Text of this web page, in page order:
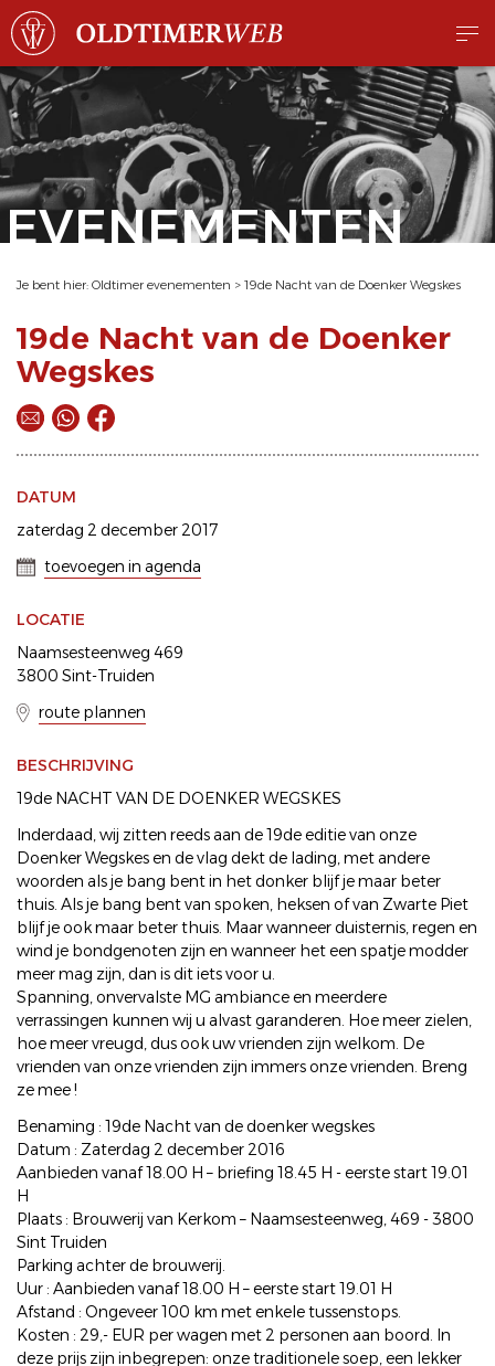
EVENEMENTEN
Je bent hier: Oldtimer evenementen > 19de Nacht van de Doenker Wegskes
19de Nacht van de Doenker
Wegskes
DATUM
zaterdag 2 december 2017
toevoegen in agenda
LOCATIE
Naamsesteenweg 469
3800 Sint-Truiden
route plannen
BESCHRIJVING
19de NACHT VAN DE DOENKER WEGSKES
Inderdaad, wij zitten reeds aan de 19de editie van onze
Doenker Wegskes en de vlag dekt de lading, met andere
woorden als je bang bent in het donker blijf je maar beter
thuis. Als je bang bent van spoken, heksen of van Zwarte Piet
blijf je ook maar beter thuis. Maar wanneer duisternis, regen en
wind je bondgenoten zijn en wanneer het een spatje modder
meer mag zijn, dan is dit iets voor u.
Spanning, onvervalste MG ambiance en meerdere
verrassingen kunnen wij u alvast garanderen. Hoe meer zielen,
hoe meer vreugd, dus ook uw vrienden zijn welkom. De
vrienden van onze vrienden zijn immers onze vrienden. Breng
ze mee !
Benaming : 19de Nacht van de doenker wegskes
Datum : Zaterdag 2 december 2016
Aanbieden vanaf 18.00 H – briefing 18.45 H - eerste start 19.01
H
Plaats : Brouwerij van Kerkom – Naamsesteenweg, 469 - 3800
Sint Truiden
Parking achter de brouwerij.
Uur : Aanbieden vanaf 18.00 H – eerste start 19.01 H
Afstand : Ongeveer 100 km met enkele tussenstops.
Kosten : 29,- EUR per wagen met 2 personen aan boord. In
deze prijs zijn inbegrepen: onze traditionele soep, een lekker